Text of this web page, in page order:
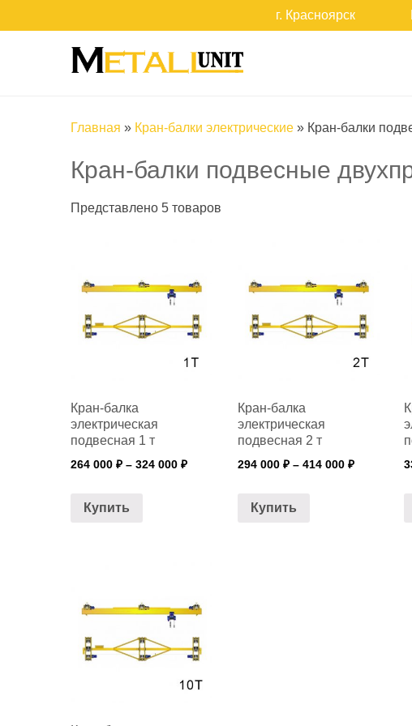
г. Красноярск
Главная » Кран-балки электрические » Кран-балки
Кран-балки подвесные
Представлено 5 товаров
Кран-балка
электрическая
подвесная 1 т
264 000 ₽ – 324 000 ₽
Купить
Кран-балка
электрическая
подвесная 2 т
294 000 ₽– 414 000 ₽
Купить